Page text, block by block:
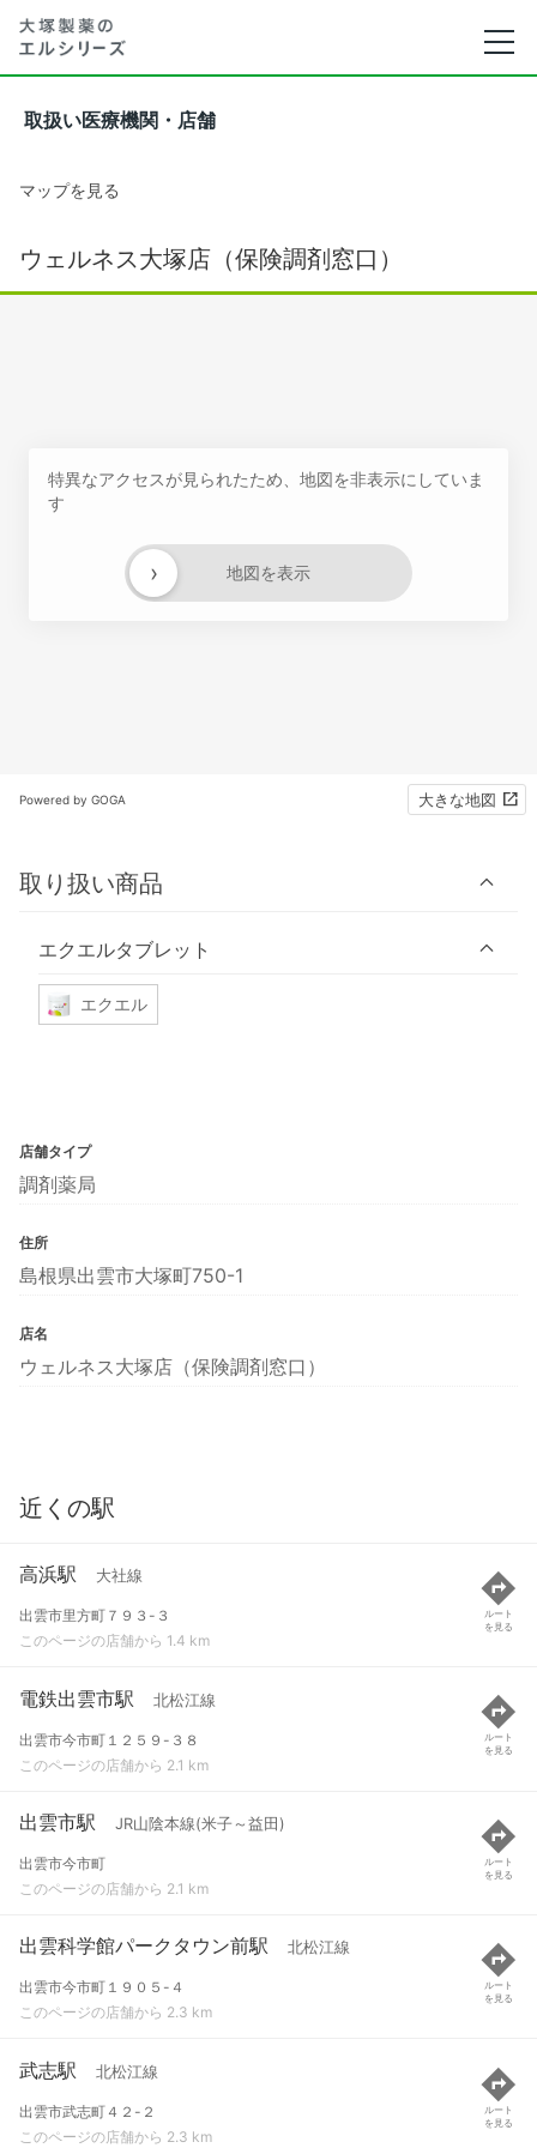
取扱い医療機関・店舗
マップを見る
ウェルネス大塚店（保険調剤窓口）
特異なアクセスが見られたため、地図を非表示にしていま
す
地図を表示
›
Powered by GOGA 大きな地図
取り扱い商品
エクエルタブレット
エクエル
店舗タイプ
調剤薬局
住所
島根県出雲市大塚町750-1
店名
ウェルネス大塚店（保険調剤窓口）
近くの駅
高浜駅 大社線
出雲市里方町７９３-３
このページの店舗から 1.4 km
ルート
を見る
電鉄出雲市駅 北松江線
出雲市今市町１２５９-３８
このページの店舗から 2.1 km
ルート
を見る
出雲市駅 JR山陰本線(米子～益田)
出雲市今市町
このページの店舗から 2.1 km
ルート
を見る
出雲科学館パークタウン前駅 北松江線
出雲市今市町１９０５-４
このページの店舗から 2.3 km
ルート
を見る
武志駅 北松江線
出雲市武志町４２-２
このページの店舗から 2.3 km
ルート
を見る